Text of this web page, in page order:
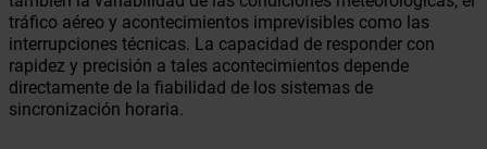
tráfico aéreo y acontecimientos imprevisibles como las
interrupciones técnicas. La capacidad de responder con
rapidez y precisión a tales acontecimientos depende
directamente de la fiabilidad de los sistemas de
sincronización horaria.